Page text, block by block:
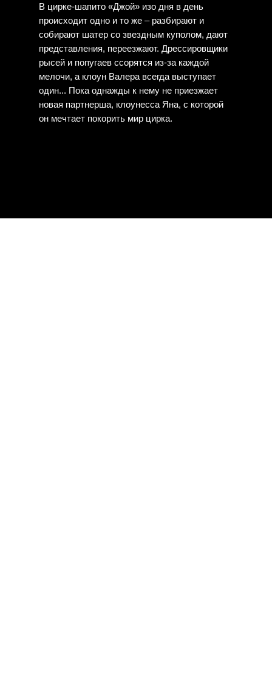
В цирке-шапито «Джой» изо дня в день
происходит одно и то же – разбирают и
собирают шатер со звездным куполом, дают
представления, переезжают. Дрессировщики
рысей и попугаев ссорятся из-за каждой
мелочи, а клоун Валера всегда выступает
один... Пока однажды к нему не приезжает
новая партнерша, клоунесса Яна, с которой
он мечтает покорить мир цирка.